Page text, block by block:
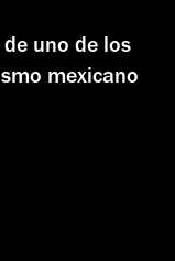
uno de los
mexicano